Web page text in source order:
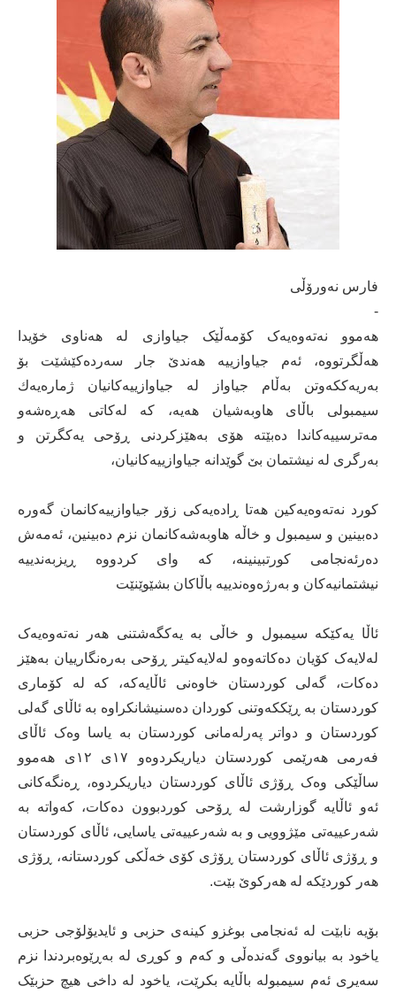
فارس نەورۆڵی
-
هەموو نەتەوەیەک کۆمەڵێک جیاوازی لە هەناوی خۆیدا
هەڵگرتووە، ئەم جیاوازییە هەندێ جار سەردەکێشێت بۆ
بەریەککەوتن بەڵام جیاواز لە جیاوازییەکانیان ژمارەیەك
سیمبولی باڵای هاوبەشیان هەیە، کە لەکاتی هەڕەشەو
مەترسییەکاندا دەبێتە هۆی بەهێزکردنی ڕۆحی یەکگرتن و
بەرگری لە نیشتمان بێ گوێدانە جیاوازییەکانیان،
کورد نەتەوەیەکین هەتا ڕادەیەکی زۆر جیاوازییەکانمان گەورە
دەبینین و سیمبول و خاڵە هاوبەشەکانمان نزم دەبینین، ئەمەش
دەرئەنجامی کورتبینینە، کە وای کردووە ڕیزبەندییە
نیشتمانیەکان و بەرژەوەندییە باڵاکان بشێوێنێت
ئاڵا یەکێکە سیمبول و خاڵی بە یەکگەشتنی هەر نەتەوەیەک
لەلایەک کۆیان دەکاتەوەو لەلایەکیتر ڕۆحی بەرەنگارییان بەهێز
دەکات، گەلی کوردستان خاوەنی ئاڵایەکە، کە لە کۆماری
کوردستان بە ڕێککەوتنی کوردان دەسنیشانکراوە بە ئاڵای گەلی
کوردستان و دواتر پەرلەمانی کوردستان بە یاسا وەک ئاڵای
فەرمی هەرێمی کوردستان دیاریکردوەو ١٧ی ١٢ی هەموو
ساڵێکی وەک ڕۆژی ئاڵای کوردستان دیاریکردوە، ڕەنگەکانی
ئەو ئاڵایە گوزارشت لە ڕۆحی کوردبوون دەکات، کەواتە بە
شەرعییەتی مێژوویی و بە شەرعییەتی یاسایی، ئاڵای کوردستان
و ڕۆژی ئاڵای کوردستان ڕۆژی کۆی خەڵکی کوردستانە، ڕۆژی
هەر کوردێکە لە هەرکوێ بێت.
بۆیە نابێت لە ئەنجامی بوغزو کینەی حزبی و ئایدیۆلۆجی حزبی
یاخود بە بیانووی گەندەڵی و کەم و کوڕی لە بەڕێوەبردندا نزم
سەیری ئەم سیمبولە باڵایە بکرێت، یاخود لە داخی هیچ حزبێک